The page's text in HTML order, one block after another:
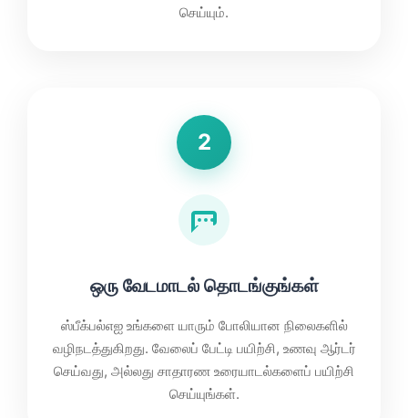
செய்யும்.
2
ஒரு வேடமாடல் தொடங்குங்கள்
ஸ்பீக்‌பல்எஐ உங்களை யாரும் போலியான நிலைகளில்
வழிநடத்துகிறது. வேலைப் பேட்டி பயிற்சி, உணவு ஆர்டர்
செய்வது, அல்லது சாதாரண உரையாடல்களைப் பயிற்சி
செய்யுங்கள்.